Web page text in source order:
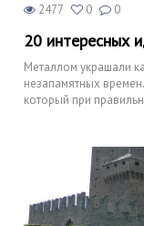
2477 0 0
20 интересных
Металлом украшали
незапамятных
который при